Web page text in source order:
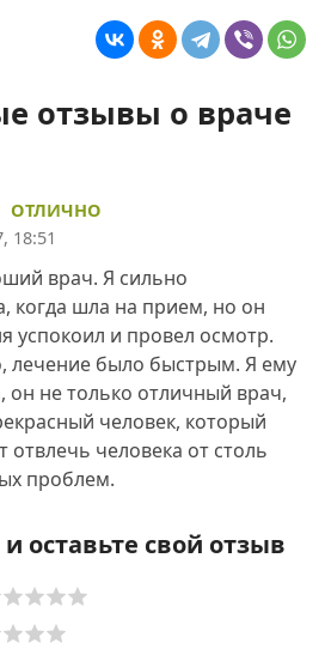
отзывы о враче
ОТЛИЧНО
18:51
врач. Я сильно
когда шла на прием, но он
успокоил и провел осмотр.
лечение было быстрым. Я ему
он не только отличный врач,
человек, который
отвлечь человека от столь
проблем.
оставьте свой отзыв